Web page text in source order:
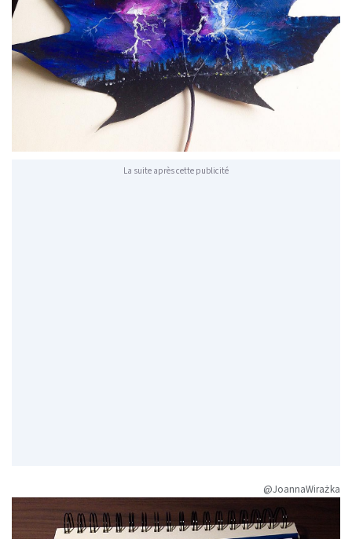
La suite après cette publicité
@JoannaWirażka